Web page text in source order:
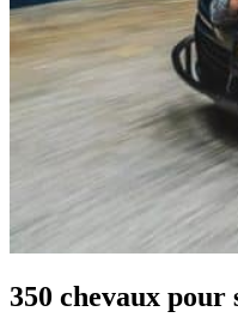
350 chevaux pour